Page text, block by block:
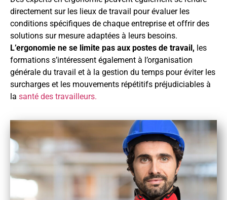
directement sur les lieux de travail pour évaluer les
conditions spécifiques de chaque entreprise et offrir des
solutions sur mesure adaptées à leurs besoins.
L’ergonomie ne se limite pas aux postes de travail, les
formations s’intéressent également à l’organisation
générale du travail et à la gestion du temps pour éviter les
surcharges et les mouvements répétitifs préjudiciables à
la santé des travailleurs.